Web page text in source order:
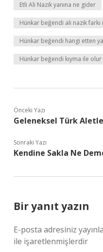
Etli Ali Nazik yanına ne gider
Hünkar beğendi ali nazik farkı
Hünkar beğendi hangi etten
Hünkar beğendi kıyma ile olur
Önceki Yazı
Geleneksel Türk
Sonraki Yazı
Kendine Sakla Ne
Bir yanıt yazın
E-posta adresiniz
ile işaretlenmişlerdir